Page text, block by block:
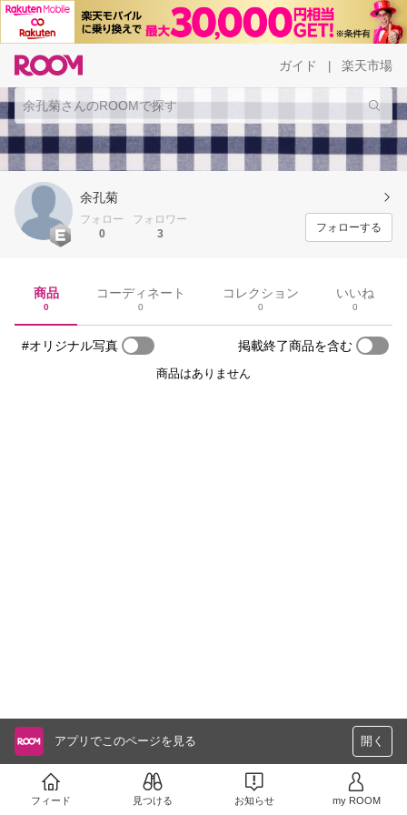
ガイド 楽天市場
余孔菊
フォロー
0
フォロワー
3
フォローする
商品
0
コーディネート
0
コレクション
0
いいね
0
#オリジナル写真 掲載終了商品を含む
商品はありません
アプリでこのページを見る 開く
フィード 見つける お知らせ my ROOM